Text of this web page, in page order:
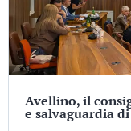
Avellino, il
e salvaguardia